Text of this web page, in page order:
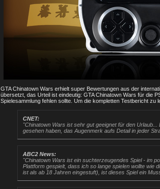
GTA Chinatown Wars erhielt super Bewertungen aus der
übersetzt, das Urteil ist eindeutig: GTA Chinatown Wars für die
Spielesammlung fehlen sollte. Um die kompletten Testbericht
CNET:
"Chinatown Wars ist sehr gut geeignet für den
gesehen haben, das Augenmerk aufs Detail in jeder
ABC2 News:
"Chinatown Wars ist ein suchterzeugendes Spiel - im
Plattform gespielt, dass ich so lange spielen wollte wie
ist als ab 18 Jahren eingestuft), ist dieses Spiel ein